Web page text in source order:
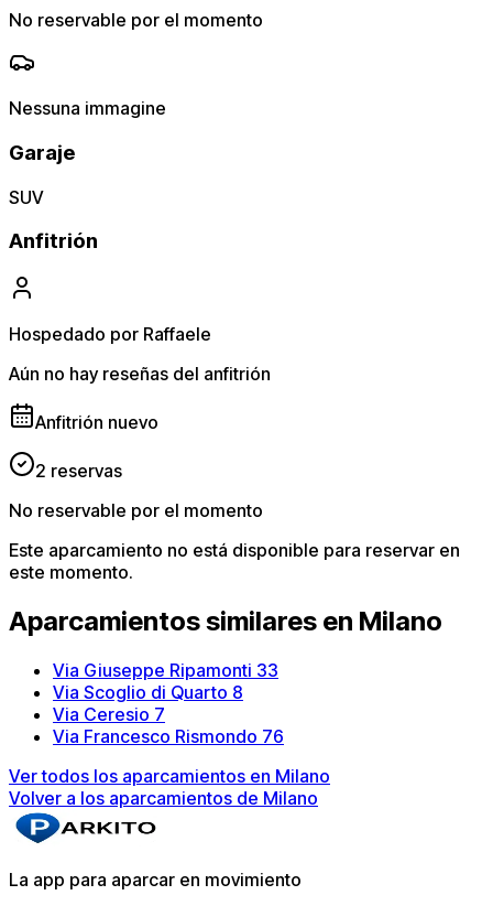
No reservable por el momento
Nessuna immagine
Garaje
SUV
Anfitrión
Hospedado por Raffaele
Aún no hay reseñas del anfitrión
Anfitrión nuevo
2 reservas
No reservable por el momento
Este aparcamiento no está disponible para reservar en
este momento.
Aparcamientos similares en Milano
Via Giuseppe Ripamonti 33
Via Scoglio di Quarto 8
Via Ceresio 7
Via Francesco Rismondo 76
Ver todos los aparcamientos en Milano
Volver a los aparcamientos de Milano
La app para aparcar en movimiento